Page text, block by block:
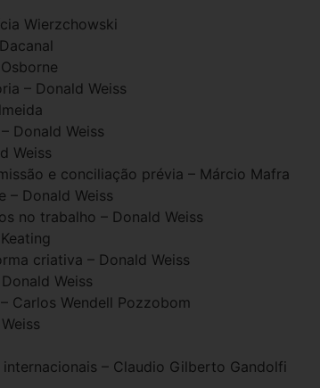
Wierzchowski
– Donald Weiss
Donald Weiss
Weiss
e conciliação prévia – Márcio Mafra
– Donald Weiss
no trabalho – Donald Weiss
criativa – Donald Weiss
Weiss
Carlos Wendell Pozzobom
– Claudio Gilberto Gandolfi